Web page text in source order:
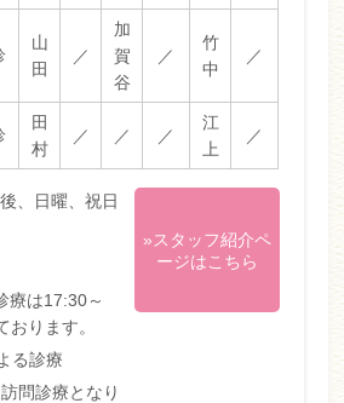
山
田
／
加
賀
谷
／
竹
中
／
田
村
／ ／ ／
江
上
／
、日曜、祝日
療は17:30～
おります。
る診療
問診療となり
»スタッフ紹介ペ
ージはこちら